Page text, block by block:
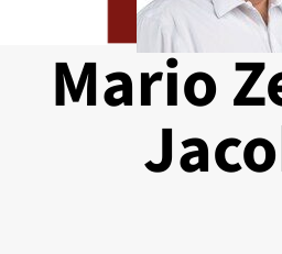
Mario